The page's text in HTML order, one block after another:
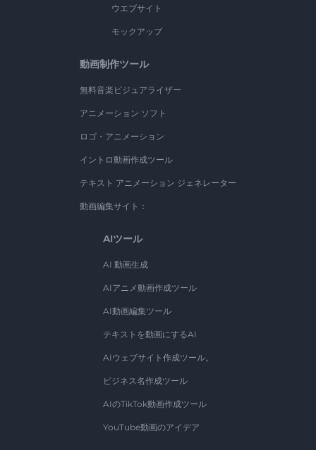
ウエブサイト
モックアップ
動画制作ツール
無料音楽ビジュアライザー
アニメーション ソフト
ロゴ・アニメーション
イントロ動画作成ツール
テキスト アニメーション ジェネレーター
動画編集サイト：
AIツール
AI 動画生成
AIアニメ動画作成ツール
AI動画編集ツール
テキストを動画にするAI
AIウェブサイト作成ツール。
ビジネス名作成ツール
AIのTikTok動画作成ツール
YouTube動画のアイデア